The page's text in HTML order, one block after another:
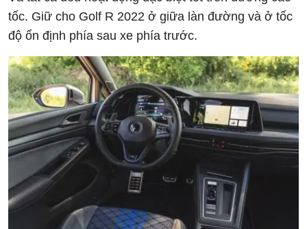
tốc. Giữ cho Golf R 2022 ở giữa làn đường và ở tốc
độ ổn định phía sau xe phía trước.